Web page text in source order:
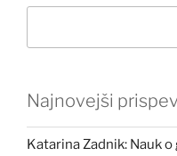
Najnovejši
Katarina Zadnik: Nauk